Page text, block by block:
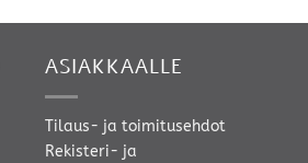
ASIAKKAALLE
Tilaus- ja toimitusehdot
Rekisteri- ja